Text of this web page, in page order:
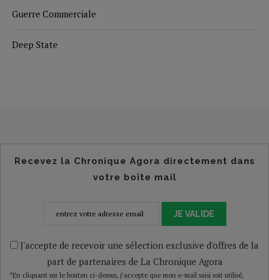
Guerre Commerciale
Deep State
Recevez la Chronique Agora directement dans
votre boîte mail
JE VALIDE
J'accepte de recevoir une sélection exclusive d'offres de la
part de partenaires de La Chronique Agora
*En cliquant sur le bouton ci-dessus, j’accepte que mon e-mail saisi soit utilisé,